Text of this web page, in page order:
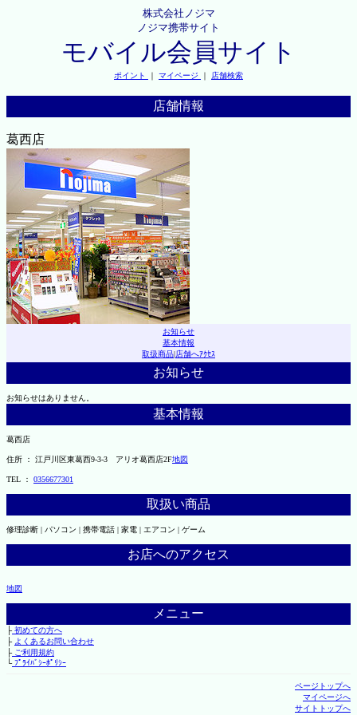
株式会社ノジマ
ノジマ携帯サイト
モバイル会員サイト
ポイント ｜ マイページ ｜ 店舗検索
店舗情報
葛西店
お知らせ
基本情報
取扱商品|店舗へｱｸｾｽ
お知らせ
お知らせはありません。
基本情報
葛西店
住所 ： 江戸川区東葛西9-3-3 アリオ葛西店2F地図
TEL ： 0356677301
取扱い商品
修理診断 | パソコン | 携帯電話 | 家電 | エアコン | ゲーム
お店へのアクセス
地図
メニュー
├初めての方へ
├ よくあるお問い合わせ
├ご利用規約
└ﾌﾟﾗｲﾊﾞｼｰﾎﾟﾘｼｰ
ページトップへ
マイページへ
サイトトップへ